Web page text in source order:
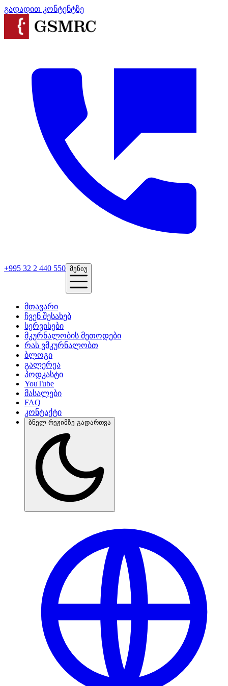
გადადით კონტენტზე
+995 32 2 440 550 მენიუ
მთავარი
ჩვენ შესახებ
სერვისები
მკურნალობის მეთოდები
რას ვმკურნალობთ
ბლოგი
გალერეა
პოდკასტი
YouTube
მასალები
FAQ
კონტაქტი
ბნელ რეჟიმზე გადართვა